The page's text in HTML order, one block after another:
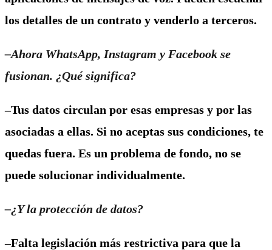
los detalles de un contrato y venderlo a terceros.
–Ahora WhatsApp, Instagram y Facebook se
fusionan. ¿Qué significa?
–Tus datos circulan por esas empresas y por las
asociadas a ellas. Si no aceptas sus condiciones, te
quedas fuera. Es un problema de fondo, no se
puede solucionar individualmente.
–¿Y la protección de datos?
–Falta legislación más restrictiva para que la